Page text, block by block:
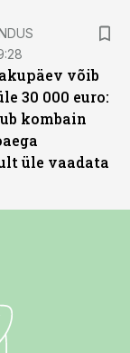
võib
30 000 euro:
kombain
üle vaadata